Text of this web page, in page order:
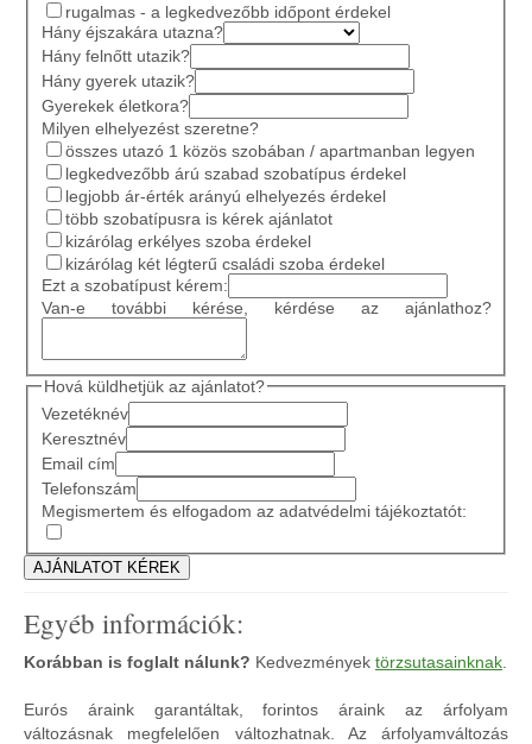
rugalmas - a legkedvezőbb időpont érdekel
Hány éjszakára utazna?
Hány felnőtt utazik?
Hány gyerek utazik?
Gyerekek életkora?
Milyen elhelyezést szeretne?
összes utazó 1 közös szobában / apartmanban legyen
legkedvezőbb árú szabad szobatípus érdekel
legjobb ár-érték arányú elhelyezés érdekel
több szobatípusra is kérek ajánlatot
kizárólag erkélyes szoba érdekel
kizárólag két légterű családi szoba érdekel
Ezt a szobatípust kérem:
Van-e további kérése, kérdése az ajánlathoz?
Hová küldhetjük az ajánlatot?
Vezetéknév
Keresztnév
Email cím
Telefonszám
Megismertem és elfogadom az adatvédelmi tájékoztatót:
Egyéb információk:
Korábban is foglalt nálunk? Kedvezmények törzsutasainknak.
Eurós áraink garantáltak, forintos áraink az árfolyam
változásnak megfelelően változhatnak. Az árfolyamváltozás